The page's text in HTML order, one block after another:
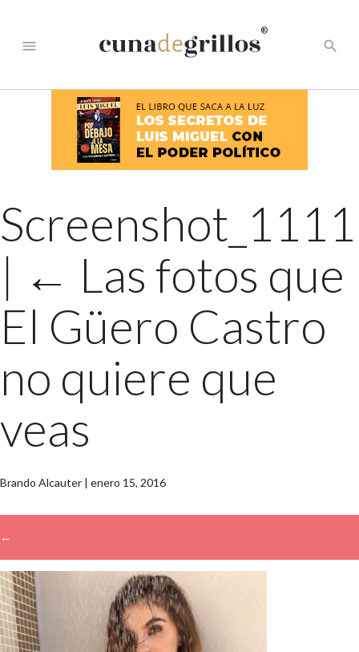
menu
®
search
Screenshot_1111
| ← Las fotos que
El Güero Castro
no quiere que
veas
Brando Alcauter | enero 15, 2016
←
→